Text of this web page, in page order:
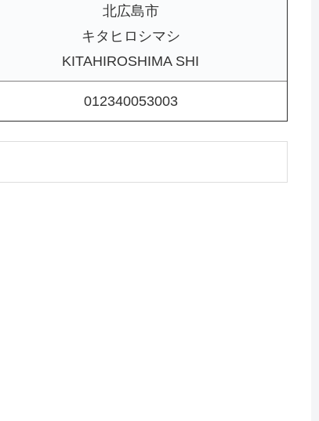
北広島市
キタヒロシマシ
KITAHIROSHIMA SHI
012340053003